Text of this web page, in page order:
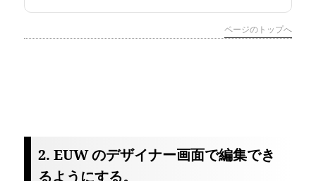
ページのトップへ
2. EUW のデザイナー画面で編集でき
るようにする。